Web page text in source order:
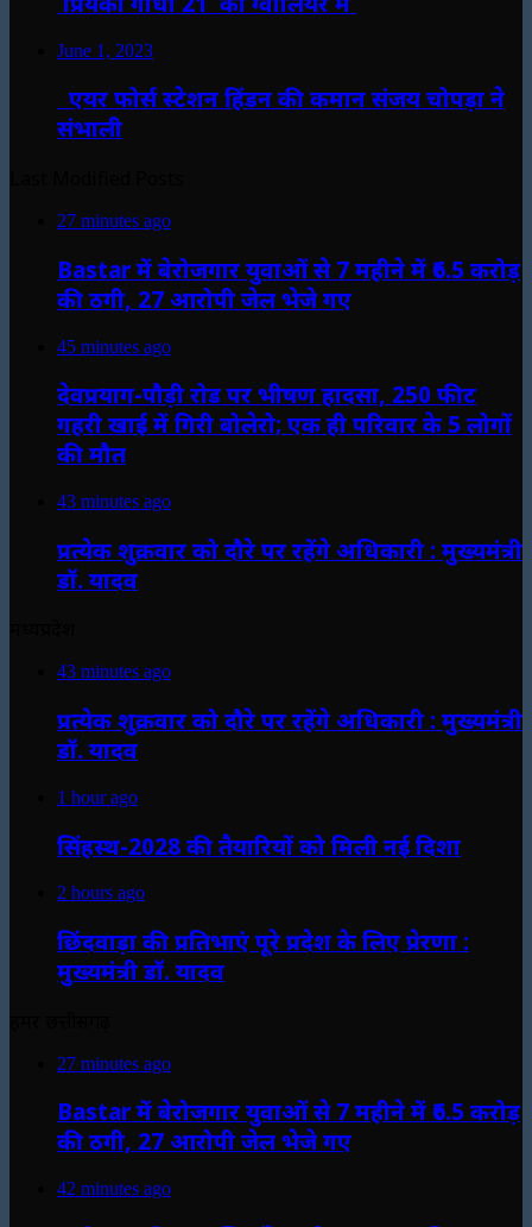
June 1, 2023
एयर फोर्स स्टेशन हिंडन की कमान संजय चोपड़ा ने
संभाली
27 minutes ago
Bastar में बेरोजगार युवाओं से 7 महीने में ₹6.5 करोड़
की ठगी, 27 आरोपी जेल भेजे गए
45 minutes ago
देवप्रयाग-पौड़ी रोड पर भीषण हादसा, 250 फीट
गहरी खाई में गिरी बोलेरो; एक ही परिवार के 5 लोगों
की मौत
43 minutes ago
प्रत्येक शुक्रवार को दौरे पर रहेंगे अधिकारी : मुख्यमंत्री
डॉ. यादव
43 minutes ago
प्रत्येक शुक्रवार को दौरे पर रहेंगे अधिकारी : मुख्यमंत्री
डॉ. यादव
1 hour ago
सिंहस्थ-2028 की तैयारियों को मिली नई दिशा
2 hours ago
छिंदवाड़ा की प्रतिभाएं पूरे प्रदेश के लिए प्रेरणा :
मुख्यमंत्री डॉ. यादव
27 minutes ago
Bastar में बेरोजगार युवाओं से 7 महीने में ₹6.5 करोड़
की ठगी, 27 आरोपी जेल भेजे गए
42 minutes ago